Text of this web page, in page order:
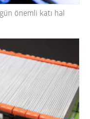
önemli katı hal